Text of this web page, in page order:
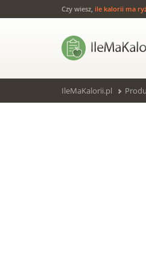
Czy wiesz, ile kalorii ma
IleMaKalorii.pl